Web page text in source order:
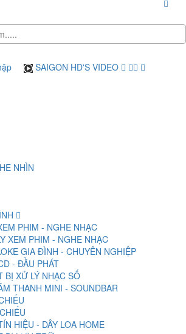
SAIGON HD'S VIDEO
NHÌN
PHIM - NGHE NHẠC
XEM PHIM - NGHE NHẠC
GIA ĐÌNH - CHUYÊN NGHIỆP
- ĐẦU PHÁT
BỊ XỬ LÝ NHẠC SỐ
THANH MINI - SOUNDBAR
HIỆU - DÂY LOA HOME